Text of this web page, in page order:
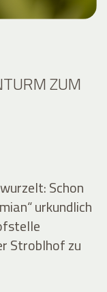
ZUM
Schon
urkundlich
Stroblhof zu